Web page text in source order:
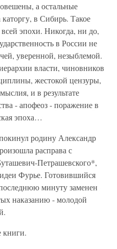
а остальные
в Сибирь. Такое
эпохи. Никогда, ни до,
в России не
уверенной, незыблемой.
власти, чиновников
жестокой цензуры,
и в результате
- апофеоз - поражение в
эпоха…
родину Александр
расправа с
Петрашевского*,
Фурье. Готовившийся
минуту заменен
наказанию - молодой
книги.